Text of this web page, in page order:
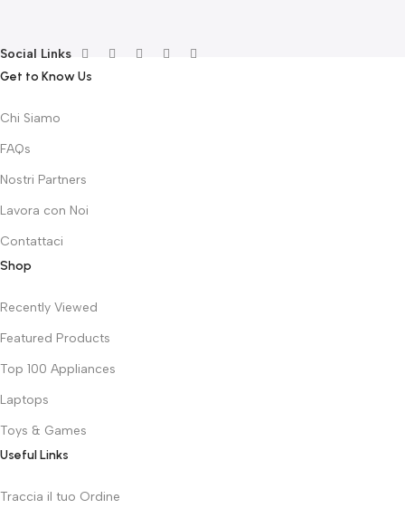
Social Links
Get to Know Us
Chi Siamo
FAQs
Nostri Partners
Lavora con Noi
Contattaci
Shop
Recently Viewed
Featured Products
Top 100 Appliances
Laptops
Toys & Games
Useful Links
Traccia il tuo Ordine